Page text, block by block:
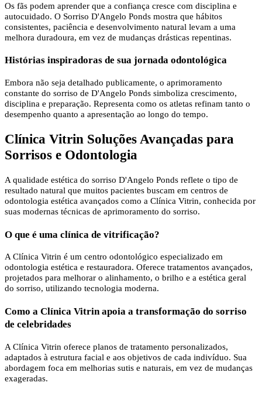
Os fãs podem aprender que a confiança cresce com disciplina e
autocuidado. O Sorriso D'Angelo Ponds mostra que hábitos
consistentes, paciência e desenvolvimento natural levam a uma
melhora duradoura, em vez de mudanças drásticas repentinas.
Histórias inspiradoras de sua jornada odontológica
Embora não seja detalhado publicamente, o aprimoramento
constante do sorriso de D'Angelo Ponds simboliza crescimento,
disciplina e preparação. Representa como os atletas refinam tanto o
desempenho quanto a apresentação ao longo do tempo.
Clínica Vitrin Soluções Avançadas para
Sorrisos e Odontologia
A qualidade estética do sorriso D'Angelo Ponds reflete o tipo de
resultado natural que muitos pacientes buscam em centros de
odontologia estética avançados como a Clínica Vitrin, conhecida por
suas modernas técnicas de aprimoramento do sorriso.
O que é uma clínica de vitrificação?
A Clínica Vitrin é um centro odontológico especializado em
odontologia estética e restauradora. Oferece tratamentos avançados,
projetados para melhorar o alinhamento, o brilho e a estética geral
do sorriso, utilizando tecnologia moderna.
Como a Clínica Vitrin apoia a transformação do sorriso
de celebridades
A Clínica Vitrin oferece planos de tratamento personalizados,
adaptados à estrutura facial e aos objetivos de cada indivíduo. Sua
abordagem foca em melhorias sutis e naturais, em vez de mudanças
exageradas.